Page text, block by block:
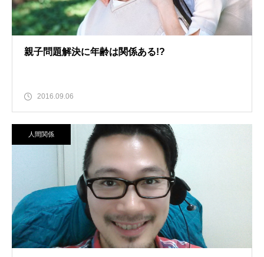
親子問題解決に年齢は関係ある!?
2016.09.06
人間関係